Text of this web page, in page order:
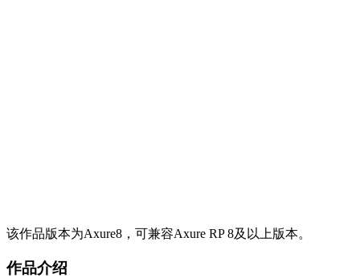
该作品版本为Axure8，可兼容Axure RP 8及以上版本。
作品介绍